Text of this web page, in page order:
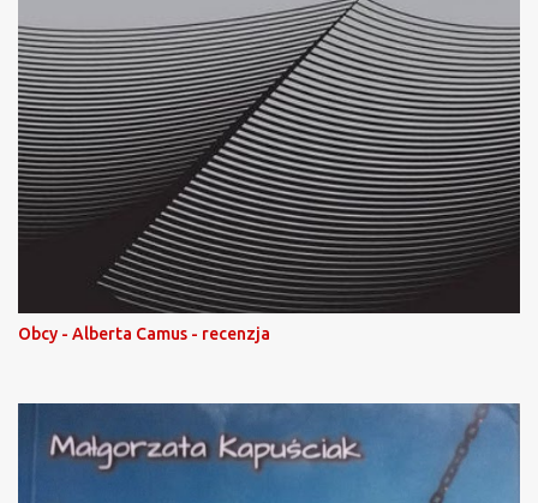
Obcy - Alberta Camus - recenzja